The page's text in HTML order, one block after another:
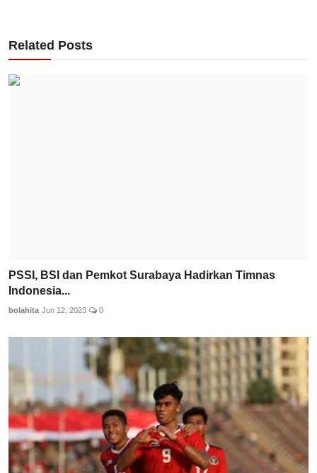
Related Posts
PSSI, BSI dan Pemkot Surabaya Hadirkan Timnas
Indonesia...
bolahita Jun 12, 2023 0